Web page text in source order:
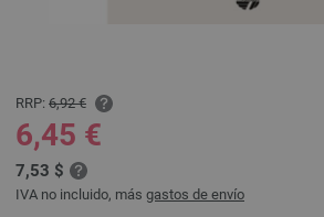
RRP: 6,92 €
6,45 €
7,53 $
IVA no incluido, más gastos de envío